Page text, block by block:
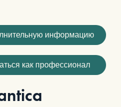
информацию
как профессионал